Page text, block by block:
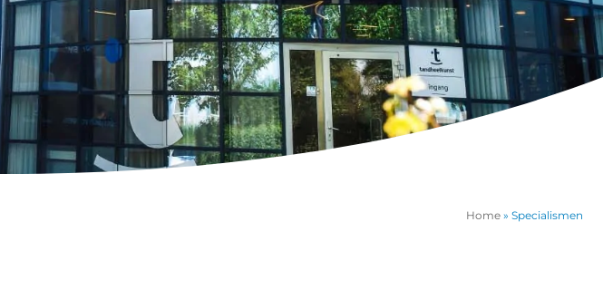
Home » Specialismen